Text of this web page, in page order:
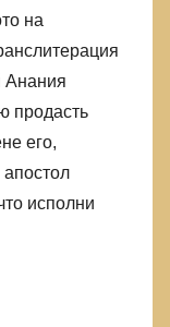
на
Анания
продасть
его,
исполни